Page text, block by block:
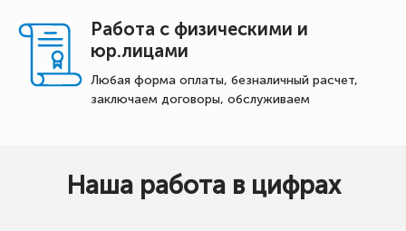
Работа с физическими и
юр.лицами
Любая форма оплаты, безналичный расчет,
заключаем договоры, обслуживаем
Наша работа в цифрах